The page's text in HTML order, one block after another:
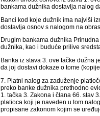
bankama dužnika dostavlja nalog
Banci kod koje dužnik ima najviši
dostavlja osnov s nalogom na
Drugim bankama dužnika
dužnika, kao i buduće prilive
Banka iz stava 3. ove tačke dužna
da joj dostavi dokaze o tome
7. Platni nalog za zaduženje
preko banke dužnika prethodno
1. tačka 3. Zakona i člana 66. stav
platioca koji je naveden u tom
propisane zakonom kojim se